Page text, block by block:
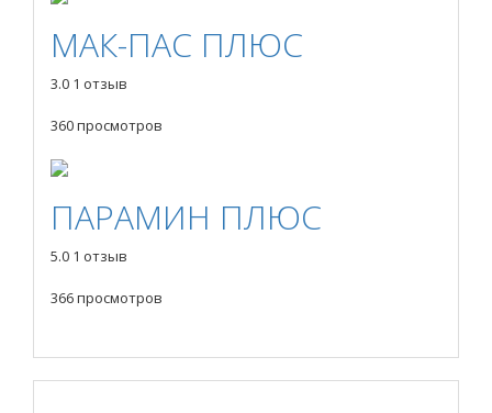
МАК-ПАС ПЛЮС
3.0 1 отзыв
360 просмотров
ПАРАМИН ПЛЮС
5.0 1 отзыв
366 просмотров